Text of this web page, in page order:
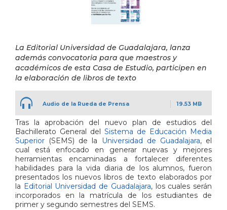
La Editorial Universidad de Guadalajara, lanza
además convocatoria para que maestros y
académicos de esta Casa de Estudio, participen en
la elaboración de libros de texto
Audio de la Rueda de Prensa 19.53 MB
Tras la aprobación del nuevo plan de estudios del
Bachillerato General del Sistema de Educación Media
Superior (SEMS) de la Universidad de Guadalajara, el
cual está enfocado en generar nuevas y mejores
herramientas encaminadas a fortalecer diferentes
habilidades para la vida diaria de los alumnos, fueron
presentados los nuevos libros de texto elaborados por
la Editorial Universidad de Guadalajara, los cuales serán
incorporados en la matrícula de los estudiantes de
primer y segundo semestres del SEMS.